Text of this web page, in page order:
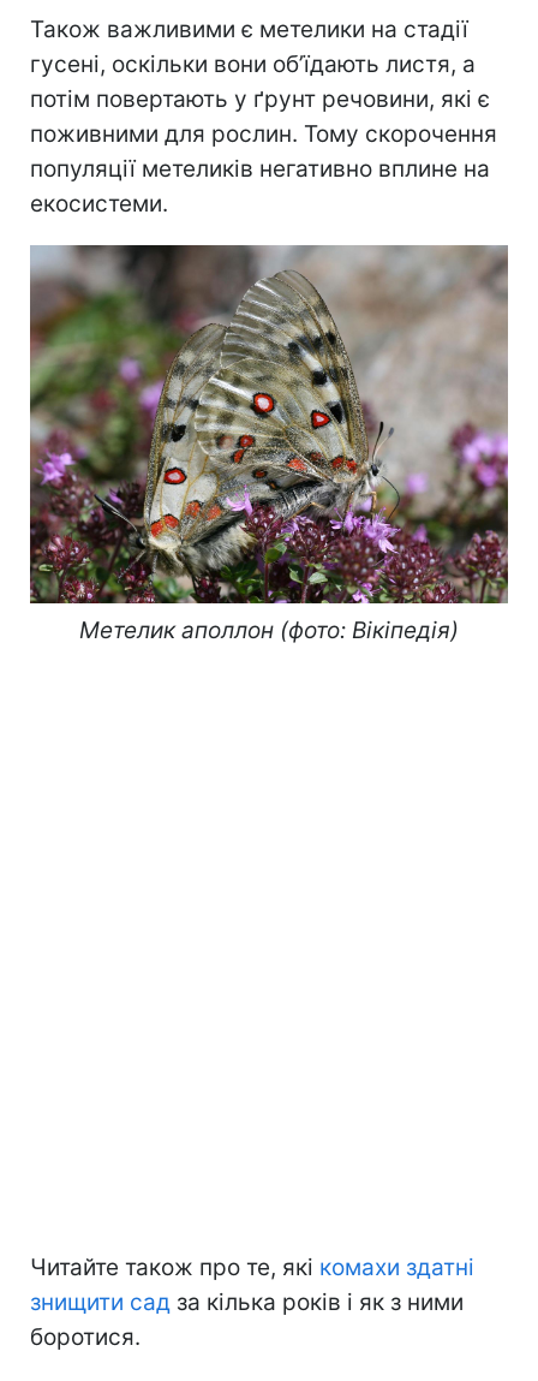
Також важливими є метелики на стадії
гусені, оскільки вони об’їдають листя, а
потім повертають у ґрунт речовини, які є
поживними для рослин. Тому скорочення
популяції метеликів негативно вплине на
екосистеми.
Метелик аполлон (фото: Вікіпедія)
Читайте також про те, які комахи здатні
знищити сад за кілька років і як з ними
боротися.